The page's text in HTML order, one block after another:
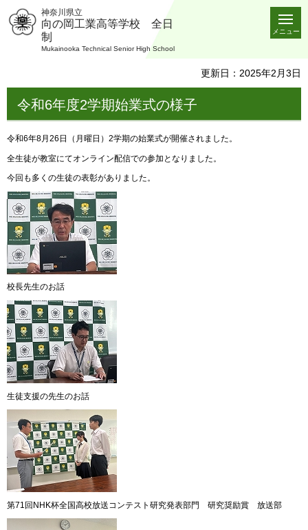
神奈川県立
向の岡工業高等学校 全日
制
Mukainooka Technical Senior High School
メニュー
更新日：2025年2月3日
令和6年度2学期始業式の様子
令和6年8月26日（月曜日）2学期の始業式が開催されました。
全生徒が教室にてオンライン配信での参加となりました。
今回も多くの生徒の表彰がありました。
校長先生のお話
生徒支援の先生のお話
第71回NHK杯全国高校放送コンテスト研究発表部門 研究奨励賞 放送部